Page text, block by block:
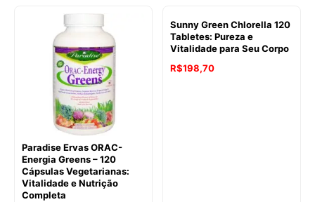
Paradise Ervas ORAC-
Energia Greens – 120
Cápsulas Vegetarianas:
Vitalidade e Nutrição
Completa
Sunny Green Chlorella 120
Tabletes: Pureza e
Vitalidade para Seu Corpo
R$198,70